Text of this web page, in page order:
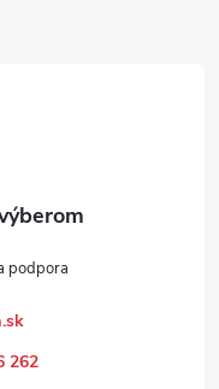
262